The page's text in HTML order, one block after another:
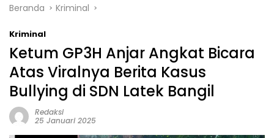
Beranda Kriminal
Kriminal
Ketum GP3H Anjar Angkat Bicara
Atas Viralnya Berita Kasus
Bullying di SDN Latek Bangil
Redaksi
25 Januari 2025